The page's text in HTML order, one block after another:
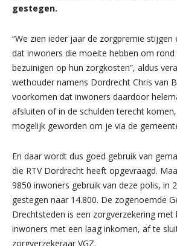
gestegen.
“We zien ieder jaar de zorgpremie
dat inwoners die moeite hebben om
bezuinigen op hun zorgkosten”, aldus
wethouder namens Dordrecht Chris van
voorkomen dat inwoners daardoor
afsluiten of in de schulden terecht
mogelijk geworden om je via de
En daar wordt dus goed gebruik van
die RTV Dordrecht heeft opgevraagd.
9850 inwoners gebruik van deze polis, in
gestegen naar 14.800. De zogenoemde
Drechtsteden is een zorgverzekering
inwoners met een laag inkomen, af te
zorgverzekeraar VGZ.